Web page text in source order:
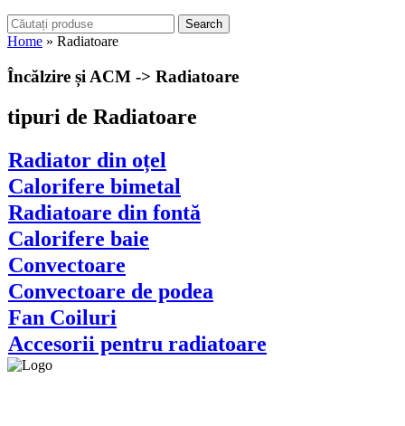
Search
Home » Radiatoare
Încălzire și ACM -> Radiatoare
tipuri de Radiatoare
Radiator din oțel
Calorifere bimetal
Radiatoare din fontă
Calorifere baie
Convectoare
Convectoare de podea
Fan Coiluri
Accesorii pentru radiatoare